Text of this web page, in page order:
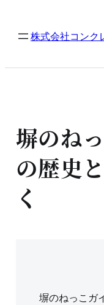
容
プ
株式会社コンク
塀のね
の歴史
く
塀のねっこガ